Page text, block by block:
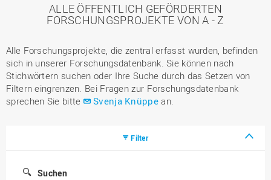
ALLE ÖFFENTLICH GEFÖRDERTEN
FORSCHUNGSPROJEKTE VON A - Z
Alle Forschungsprojekte, die zentral erfasst wurden, befinden
sich in unserer Forschungsdatenbank. Sie können nach
Stichwörtern suchen oder Ihre Suche durch das Setzen von
Filtern eingrenzen. Bei Fragen zur Forschungsdatenbank
sprechen Sie bitte
Svenja Knüppean.
Filter
Suchen